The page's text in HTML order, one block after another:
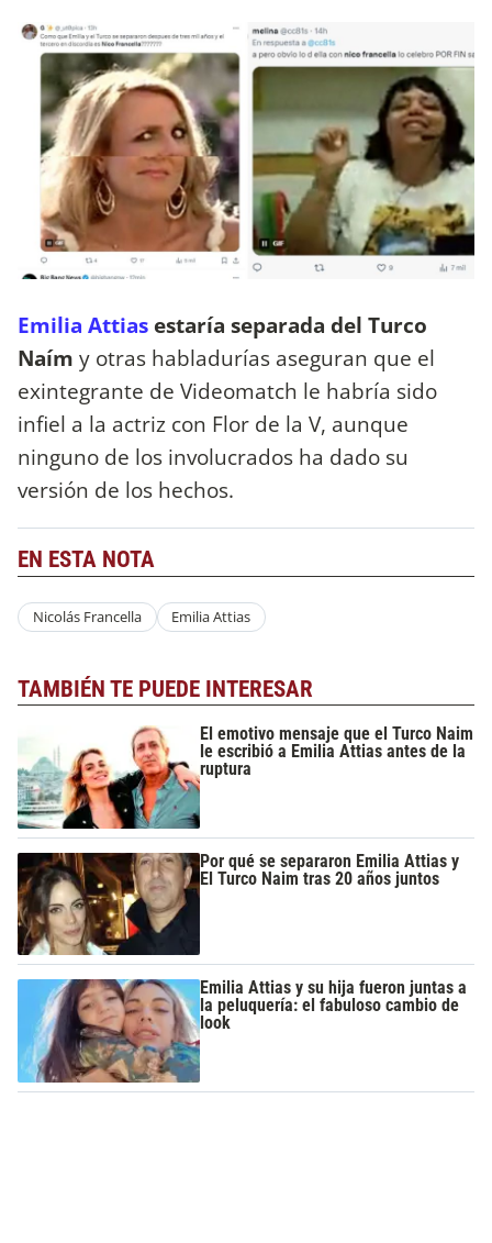
Emilia Attias estaría separada del Turco
Naím y otras habladurías aseguran que el
exintegrante de Videomatch le habría sido
infiel a la actriz con Flor de la V, aunque
ninguno de los involucrados ha dado su
versión de los hechos.
EN ESTA NOTA
Nicolás Francella Emilia Attias
TAMBIÉN TE PUEDE INTERESAR
El emotivo mensaje que el Turco Naim
le escribió a Emilia Attias antes de la
ruptura
Por qué se separaron Emilia Attias y
El Turco Naim tras 20 años juntos
Emilia Attias y su hija fueron juntas a
la peluquería: el fabuloso cambio de
look